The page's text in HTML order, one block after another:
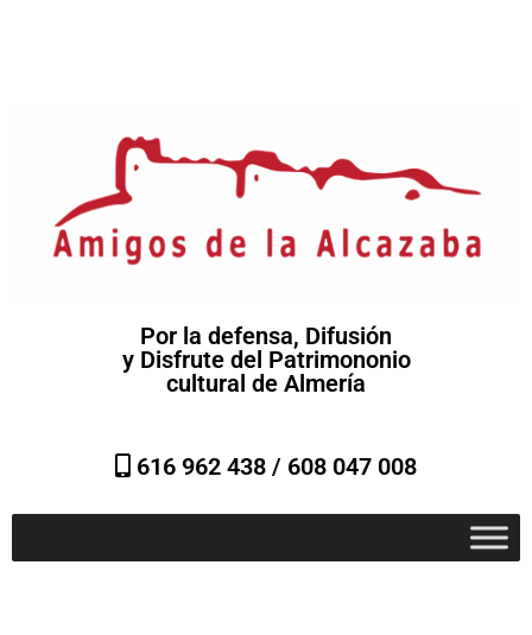
Por la defensa, Difusión
y Disfrute del Patrimononio
cultural de Almería
616 962 438 / 608 047 008